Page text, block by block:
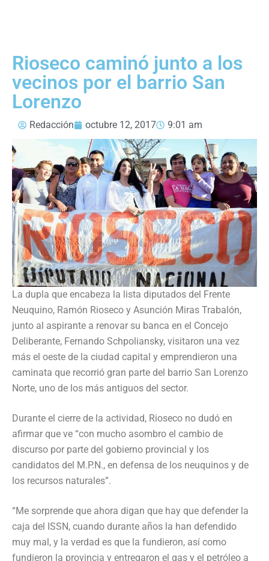
Rioseco caminó junto a los
vecinos por el barrio San
Lorenzo
Redacción octubre 12, 2017 9:01 am
La dupla que encabeza la lista diputados del Frente
Neuquino, Ramón Rioseco y Asunción Miras Trabalón,
junto al aspirante a renovar su banca en el Concejo
Deliberante, Fernando Schpoliansky, visitaron una vez
más el oeste de la ciudad capital y emprendieron una
caminata que recorrió gran parte del barrio San Lorenzo
Norte, uno de los más antiguos del sector.
Durante el cierre de la actividad, Rioseco no dudó en
afirmar que ve “con mucho asombro el cambio de
discurso por parte del gobierno provincial y los
candidatos del M.P.N., en defensa de los neuquinos y de
los recursos naturales”.
“Me sorprende que ahora digan que hay que defender la
caja del ISSN, cuando durante años la han defendido
muy mal, y la verdad es que la fundieron, así como
fundieron la provincia y entregaron el gas y el petróleo a